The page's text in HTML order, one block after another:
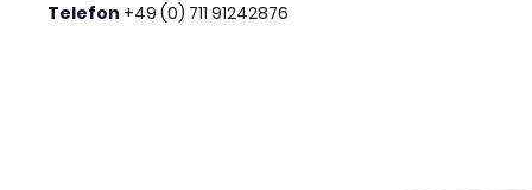
Telefon +49 (0) 711 91242876